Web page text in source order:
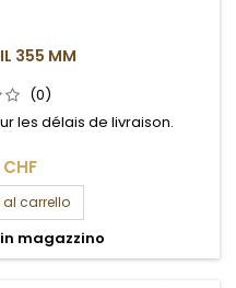
355 MM
(0)
les délais de livraison.
carrello
magazzino